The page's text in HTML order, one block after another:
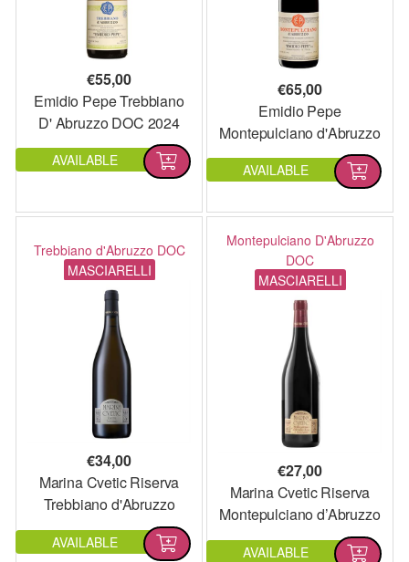
€55,00
Emidio Pepe Trebbiano
D' Abruzzo DOC 2024
AVAILABLE
€65,00
Emidio Pepe
Montepulciano d'Abruzzo
2022
AVAILABLE
Trebbiano d'Abruzzo DOC
MASCIARELLI
€34,00
Marina Cvetic Riserva
Trebbiano d'Abruzzo
DOC
AVAILABLE
Montepulciano D'Abruzzo
DOC
MASCIARELLI
€27,00
Marina Cvetic Riserva
Montepulciano d’Abruzzo
DOC
AVAILABLE